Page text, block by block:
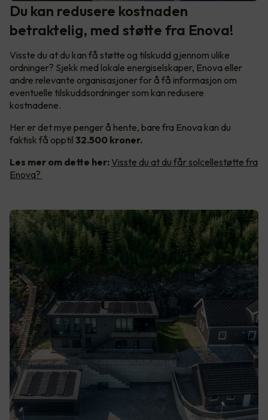
Du kan redusere kostnaden
betraktelig, med støtte fra Enova!
Visste du at du kan få støtte og tilskudd gjennom ulike
ordninger? Sjekk med lokale energiselskaper, Enova eller
andre relevante organisasjoner for å få informasjon om
eventuelle tilskuddsordninger som kan redusere
kostnadene.
Her er det mye penger å hente, bare fra Enova kan du
faktisk få opptil 32.500 kroner.
Les mer om dette her: Visste du at du får solcellestøtte fra
Enova?